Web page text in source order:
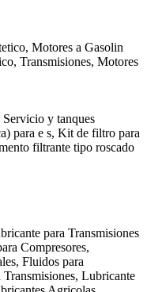
Motores a Gasolin
Transmisiones, Motores
Servicio y tanques
para e s, Kit de filtro para
filtrante tipo roscado
para Transmisiones
Compresores,
Fluidos para
Lubricante